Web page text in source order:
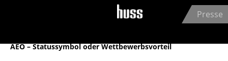
Jump to navigation
Presse
AEO – Statussymbol oder Wettbewerbsvorteil